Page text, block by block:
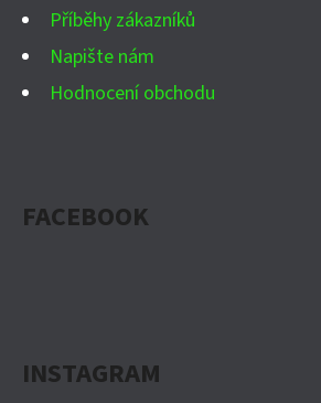
Příběhy zákazníků
Napište nám
Hodnocení obchodu
FACEBOOK
INSTAGRAM